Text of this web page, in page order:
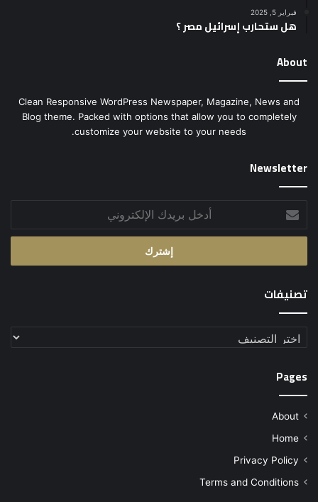
فبراير 5, 2025
هل ستحارب إسرائيل مصر ؟
About
Clean Responsive WordPress Newspaper, Magazine, News and
Blog theme. Packed with options that allow you to completely
customize your website to your needs.
Newsletter
بريدك
الإلكتروني
تصنيفات
تصنيفات
Pages
About
Home
Privacy Policy
Terms and Conditions